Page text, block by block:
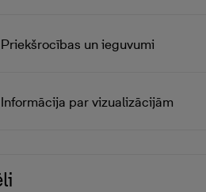
Priekšrocības un ieguvumi
Informācija par vizualizācijām